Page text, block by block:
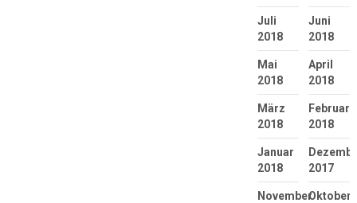
Juli
2018
Juni
2018
Mai
2018
April
2018
März
2018
Februar
2018
Januar
2018
2017
NovemberOktober